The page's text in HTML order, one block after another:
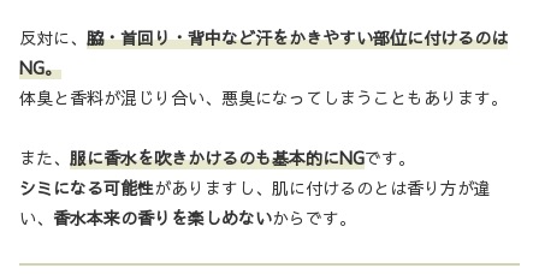
反対に、 脇・首回り・背中など汗をかきやすい部位に付けるのは
NG。
体臭と香料が混じり合い、悪臭になってしまうこともあります。
また、 服に香水を吹きかけるのも基本的にNGです。
シミになる可能性がありますし、肌に付けるのとは香り方が違
い、 香水本来の香りを楽しめないからです。